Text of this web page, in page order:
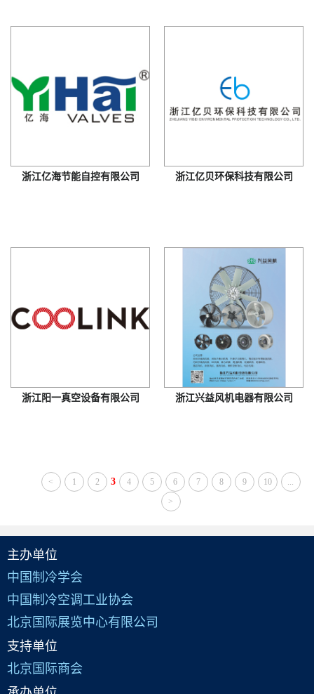
浙江亿海节能自控有限公司 浙江亿贝环保科技有限公司
浙江阳一真空设备有限公司 浙江兴益风机电器有限公司
< 1 2 3 4 5 6 7 8 9 10
...
>
主办单位
中国制冷学会
中国制冷空调工业协会
北京国际展览中心有限公司
支持单位
北京国际商会